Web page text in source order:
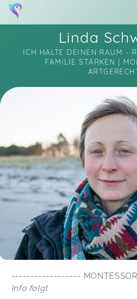
Linda
ICH HALTE DEINEN RAUM -
FAMILIE STÄRKEN |
Soon you will learn more about
------------------
Info folgt